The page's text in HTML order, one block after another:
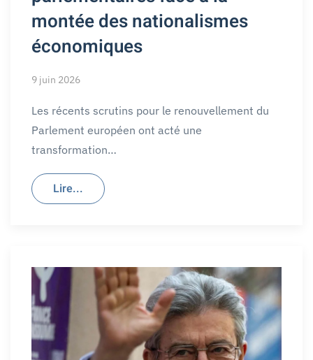
montée des nationalismes
économiques
9 juin 2026
Les récents scrutins pour le renouvellement du
Parlement européen ont acté une
transformation…
Lire...